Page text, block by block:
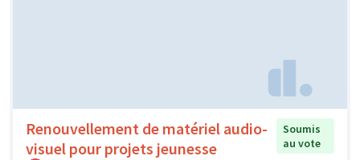
Renouvellement de matériel audio-
visuel pour projets jeunesse
Soumis
au vote